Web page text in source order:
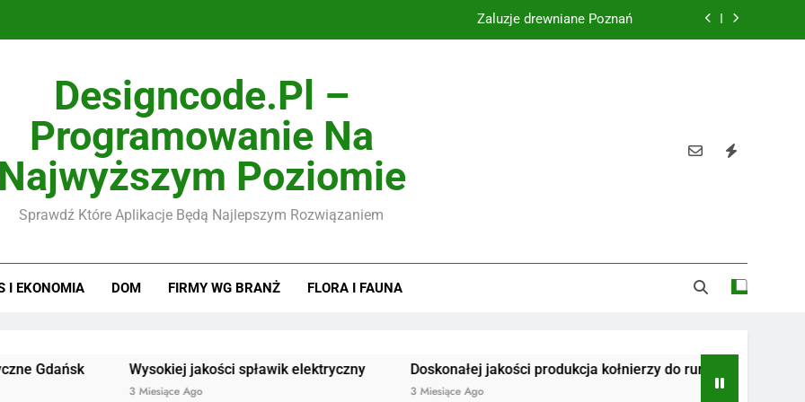
Żaluzje drewniane Poznań
Designcode.pl –
Programowanie Na
Najwyższym Poziomie
Sprawdź Które Aplikacje Będą Najlepszym Rozwiązaniem
I EKONOMIA DOM FIRMY WG BRANŻ FLORA I FAUNA
Wysokiej jakości spławik elektryczny
3 Miesiące Ago
Doskonałej jakości produkcja kołnierzy do rur
3 Miesiące Ago
Radiotelefony
3 Miesiące Ago